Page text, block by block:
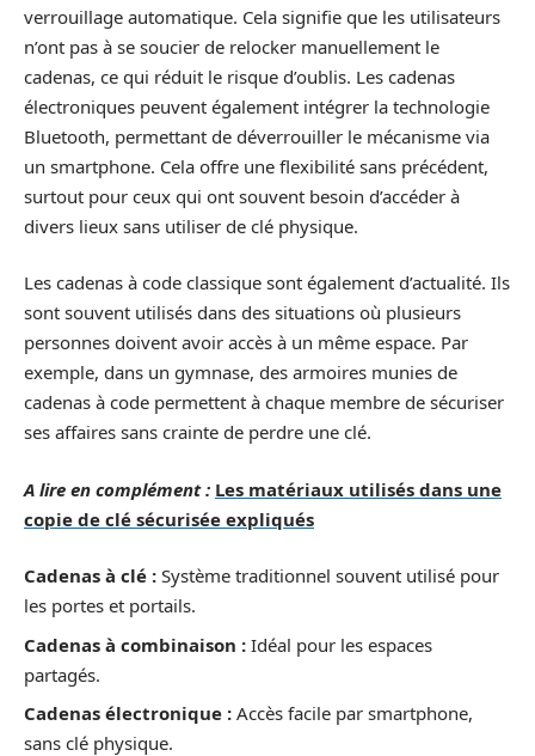
verrouillage automatique. Cela signifie que les utilisateurs
n’ont pas à se soucier de relocker manuellement le
cadenas, ce qui réduit le risque d’oublis. Les cadenas
électroniques peuvent également intégrer la technologie
Bluetooth, permettant de déverrouiller le mécanisme via
un smartphone. Cela offre une flexibilité sans précédent,
surtout pour ceux qui ont souvent besoin d’accéder à
divers lieux sans utiliser de clé physique.
Les cadenas à code classique sont également d’actualité. Ils
sont souvent utilisés dans des situations où plusieurs
personnes doivent avoir accès à un même espace. Par
exemple, dans un gymnase, des armoires munies de
cadenas à code permettent à chaque membre de sécuriser
ses affaires sans crainte de perdre une clé.
A lire en complément : Les matériaux utilisés dans une
copie de clé sécurisée expliqués
Cadenas à clé : Système traditionnel souvent utilisé pour
les portes et portails.
Cadenas à combinaison : Idéal pour les espaces
partagés.
Cadenas électronique : Accès facile par smartphone,
sans clé physique.